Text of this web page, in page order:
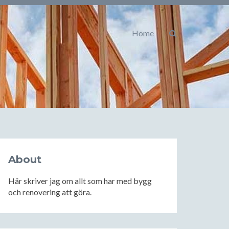
Home
About
Här skriver jag om allt som har med bygg
och renovering att göra.